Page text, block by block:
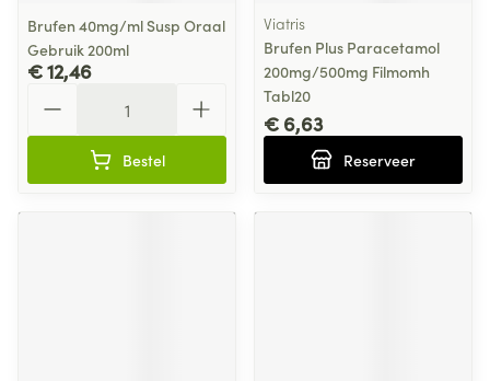
Brufen 40mg/ml Susp Oraal
Gebruik 200ml
€ 12,46
Bestel
Viatris
Brufen Plus Paracetamol
200mg/500mg Filmomh
Tabl20
€ 6,63
Reserveer